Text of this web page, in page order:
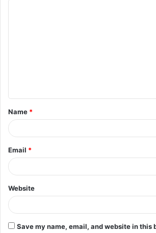
t
*
Name *
Email *
Website
Save my name, email, and website in this